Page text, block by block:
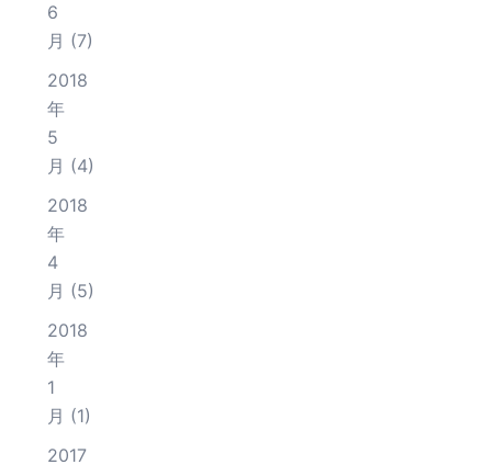
6
月 (7)
2018
年
5
月 (4)
2018
年
4
月 (5)
2018
年
1
月 (1)
2017